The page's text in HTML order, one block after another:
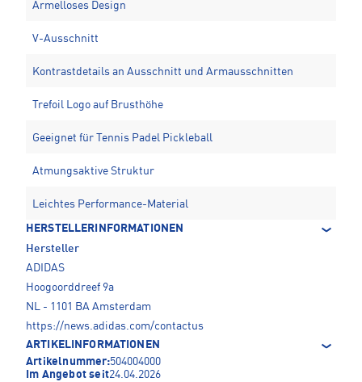
Ärmelloses Design
V-Ausschnitt
Kontrastdetails an Ausschnitt und Armausschnitten
Trefoil Logo auf Brusthöhe
Geeignet für Tennis Padel Pickleball
Atmungsaktive Struktur
Leichtes Performance-Material
HERSTELLERINFORMATIONEN
Hersteller
ADIDAS
Hoogoorddreef 9a
NL - 1101 BA Amsterdam
https://news.adidas.com/contactus
ARTIKELINFORMATIONEN
Artikelnummer:504004000
Im Angebot seit24.04.2026